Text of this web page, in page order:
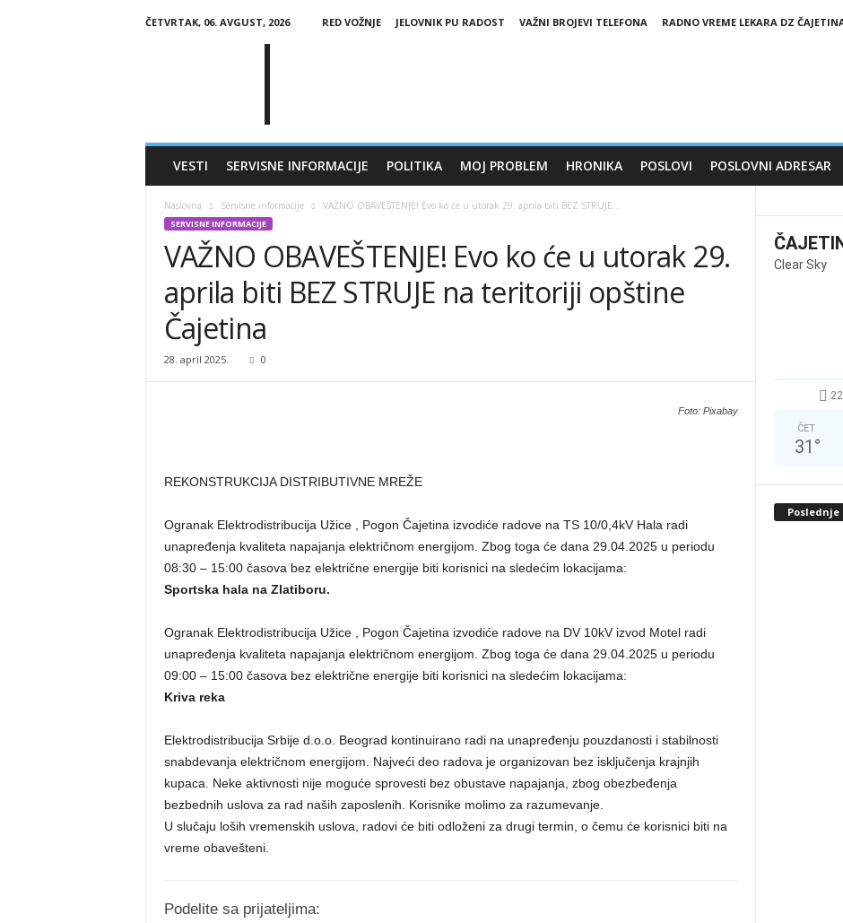
ČETVRTAK, 06. AVGUST, 2026 RED VOŽNJE JELOVNIK PU RADOST VAŽNI BROJEVI TELEFONA RADNO VREME LEKARA DZ
VESTI SERVISNE INFORMACIJE POLITIKA MOJ PROBLEM HRONIKA POSLOVI POSLOVNI ADRESAR
Naslovna Servisne informacije VAŽNO OBAVEŠTENJE! Evo ko će u utorak 29. aprila biti BEZ STRUJE...
SERVISNE INFORMACIJE
VAŽNO OBAVEŠTENJE! Evo ko će u utorak 29.
aprila biti BEZ STRUJE na teritoriji opštine
Čajetina
28. april 2025. 0
Foto: Pixabay
REKONSTRUKCIJA DISTRIBUTIVNE MREŽE
Ogranak Elektrodistribucija Užice , Pogon Čajetina izvodiće radove na TS 10/0,4kV Hala radi
unapređenja kvaliteta napajanja električnom energijom. Zbog toga će dana 29.04.2025 u periodu
08:30 – 15:00 časova bez električne energije biti korisnici na sledećim lokacijama:
Sportska hala na Zlatiboru.
Ogranak Elektrodistribucija Užice , Pogon Čajetina izvodiće radove na DV 10kV izvod Motel radi
unapređenja kvaliteta napajanja električnom energijom. Zbog toga će dana 29.04.2025 u periodu
09:00 – 15:00 časova bez električne energije biti korisnici na sledećim lokacijama:
Kriva reka
Elektrodistribucija Srbije d.o.o. Beograd kontinuirano radi na unapređenju pouzdanosti i stabilnosti
snabdevanja električnom energijom. Najveći deo radova je organizovan bez isključenja krajnjih
kupaca. Neke aktivnosti nije moguće sprovesti bez obustave napajanja, zbog obezbeđenja
bezbednih uslova za rad naših zaposlenih. Korisnike molimo za razumevanje.
U slučaju loših vremenskih uslova, radovi će biti odloženi za drugi termin, o čemu će korisnici biti na
vreme obavešteni.
Podelite sa prijateljima:
Clear Sky
ČET
31 °
Poslednje